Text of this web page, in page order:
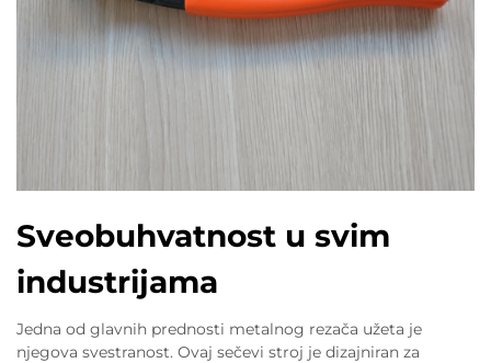
Sveobuhvatnost u svim
industrijama
Jedna od glavnih prednosti metalnog rezača užeta je
njegova svestranost. Ovaj sečevi stroj je dizajniran za